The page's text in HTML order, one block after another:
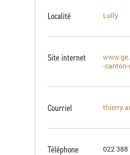
Localité Lully
Site internet
-canton-
Courriel
Téléphone 022 388